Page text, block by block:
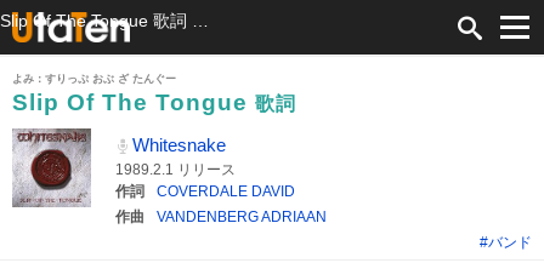
よみ：すりっぷ おぶ ざ たんぐー
Slip Of The Tongue 歌詞
Whitesnake
1989.2.1 リリース
作詞
COVERDALE DAVID
作曲
VANDENBERG ADRIAAN
#バンド